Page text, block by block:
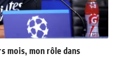
mois, mon rôle dans